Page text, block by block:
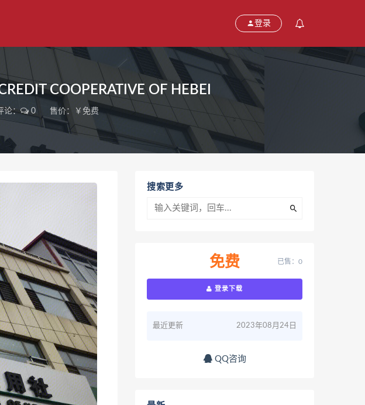
登录
COOPERATIVE OF HEBEI
论： 0 售价：￥免费
搜索更多
免费 已售：0
登录下载
最近更新 2023年08月24日
QQ咨询